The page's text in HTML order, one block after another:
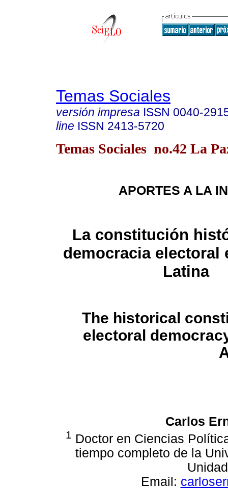
Temas Sociales
versión impresa ISSN 0040-
line ISSN 2413-5720
Temas Sociales no.42 La
APORTES A LA
La constitución
democracia electoral
Latina
The historical
electoral
Carlos
1 Doctor en Ciencias
tiempo completo de la
Email: